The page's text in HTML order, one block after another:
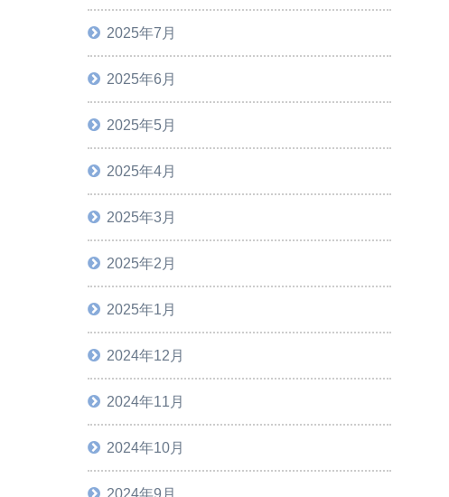
2025年7月
2025年6月
2025年5月
2025年4月
2025年3月
2025年2月
2025年1月
2024年12月
2024年11月
2024年10月
2024年9月